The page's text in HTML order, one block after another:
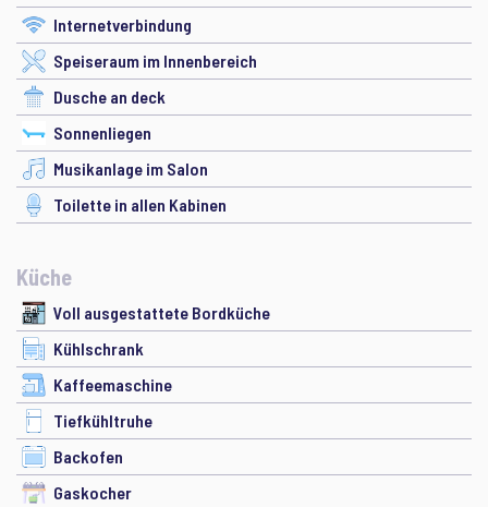
Internetverbindung
Speiseraum im Innenbereich
Dusche an deck
Sonnenliegen
Musikanlage im Salon
Toilette in allen Kabinen
Küche
Voll ausgestattete Bordküche
Kühlschrank
Kaffeemaschine
Tiefkühltruhe
Backofen
Gaskocher